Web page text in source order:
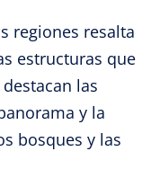
regiones resalta
estructuras que
las
y la
bosques y las